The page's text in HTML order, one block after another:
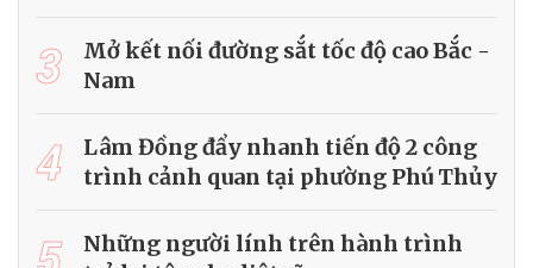
3
Mở kết nối đường sắt tốc độ cao Bắc -
Nam
4
Lâm Đồng đẩy nhanh tiến độ 2 công
trình cảnh quan tại phường Phú Thủy
Những người lính trên hành trình